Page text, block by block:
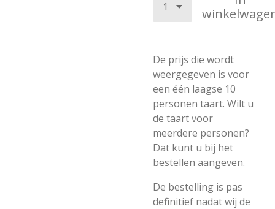
De prijs die wordt
weergegeven is voor
een één laagse 10
personen taart. Wilt u
de taart voor
meerdere personen?
Dat kunt u bij het
bestellen aangeven.
De bestelling is pas
definitief nadat wij de